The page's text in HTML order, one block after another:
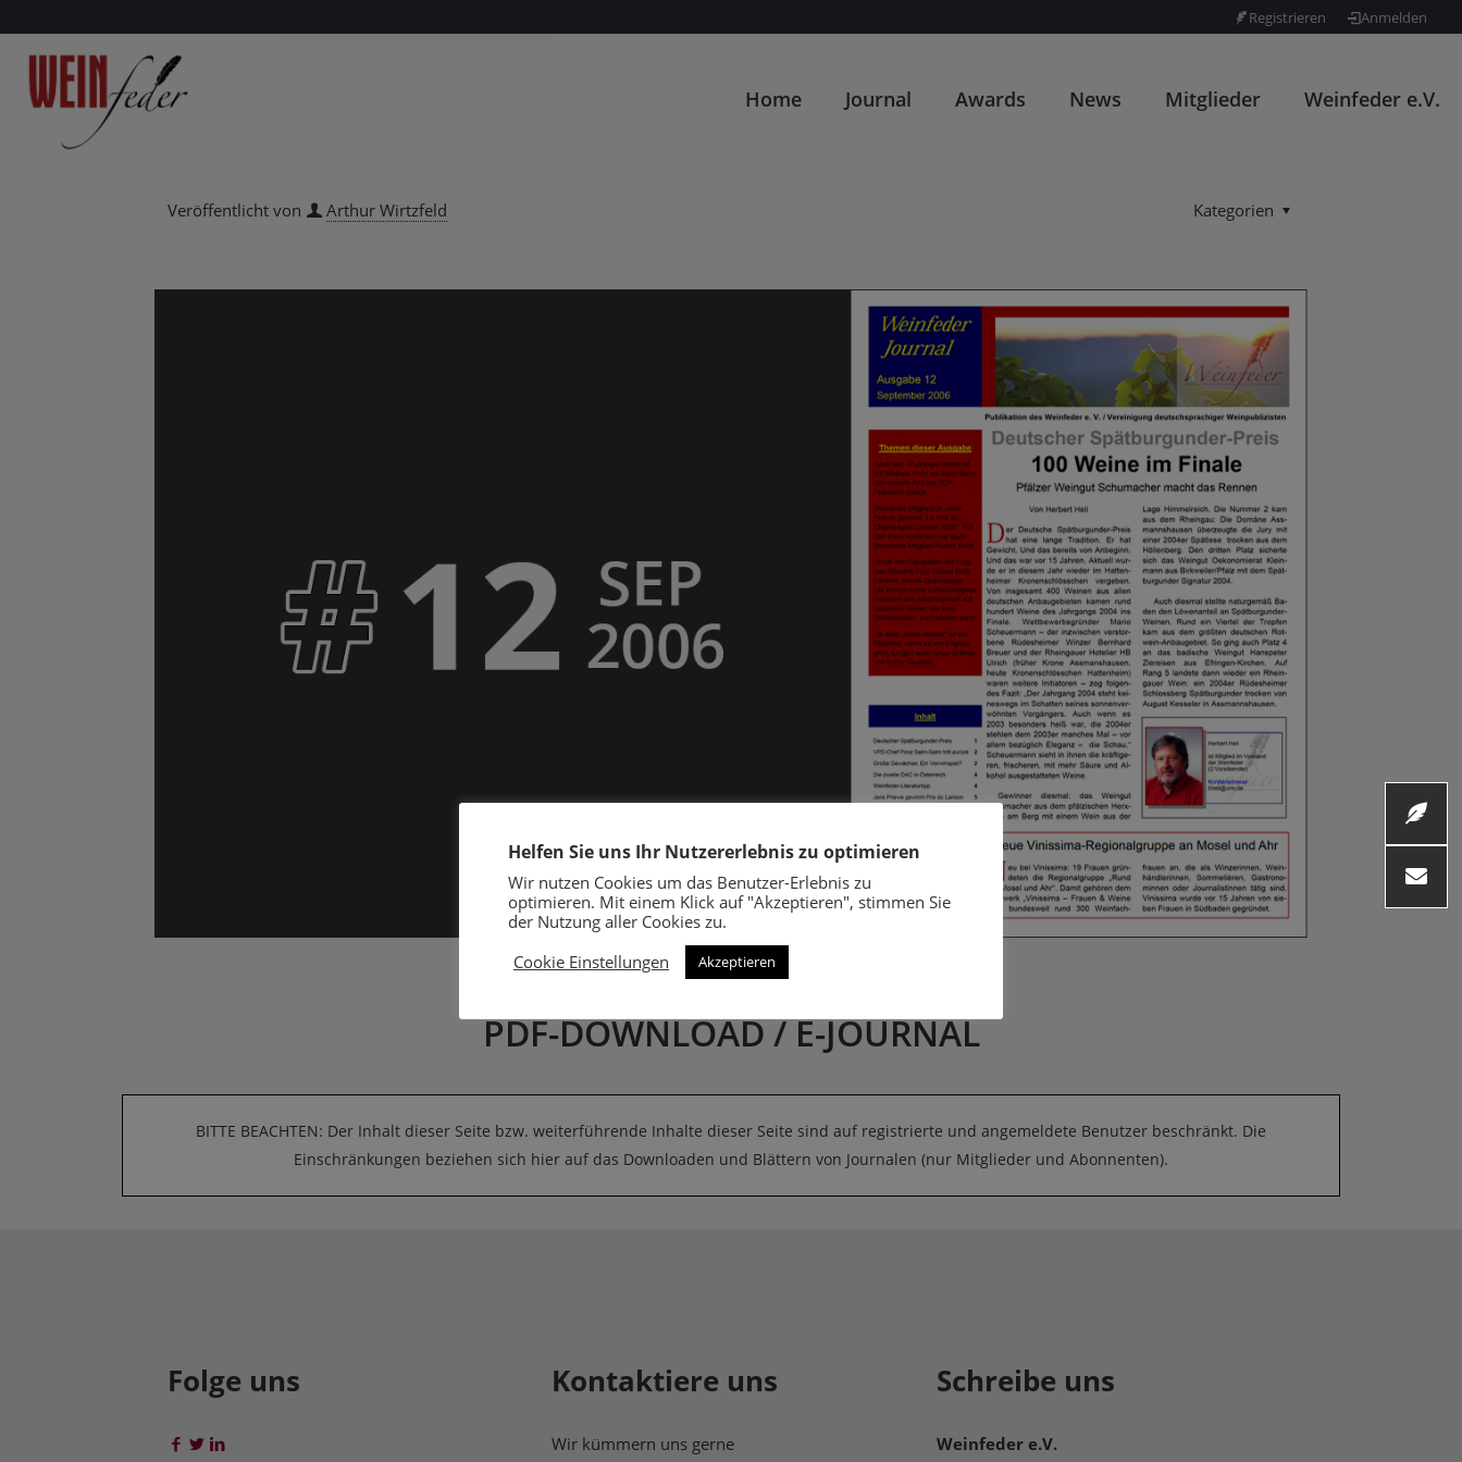
Registrieren Anmelden
Home Journal Awards News Mitglieder Weinfeder e.V.
Veröffentlicht von Arthur Wirtzfeld Kategorien
PDF-DOWNLOAD / E-JOURNAL
BITTE BEACHTEN: Der Inhalt dieser Seite bzw. weiterführende Inhalte dieser Seite sind auf registrierte und angemeldete Benutzer beschränkt. Die
Einschränkungen beziehen sich hier auf das Downloaden und Blättern von Journalen (nur Mitglieder und Abonnenten).
Folge uns Kontaktiere uns
Wir kümmern uns gerne
Schreibe uns
Weinfeder e.V.
Helfen Sie uns Ihr Nutzererlebnis zu optimieren
Wir nutzen Cookies um das Benutzer-Erlebnis zu
optimieren. Mit einem Klick auf "Akzeptieren", stimmen Sie
der Nutzung aller Cookies zu.
Cookie Einstellungen
Akzeptieren